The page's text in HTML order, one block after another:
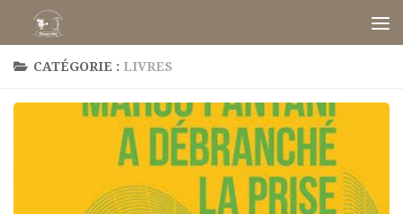
Skip to content
CATÉGORIE : LIVRES